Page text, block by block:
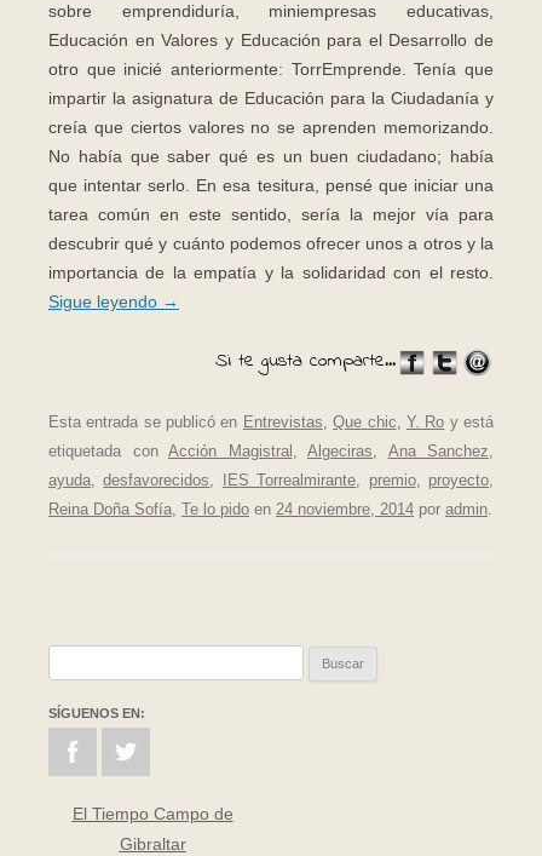
sobre emprendiduría, miniempresas educativas,
Educación en Valores y Educación para el Desarrollo de
otro que inicié anteriormente: TorrEmprende. Tenía que
impartir la asignatura de Educación para la Ciudadanía y
creía que ciertos valores no se aprenden memorizando.
No había que saber qué es un buen ciudadano; había
que intentar serlo. En esa tesitura, pensé que iniciar una
tarea común en este sentido, sería la mejor vía para
descubrir qué y cuánto podemos ofrecer unos a otros y la
importancia de la empatía y la solidaridad con el resto.
Sigue leyendo →
Si te gusta comparte...
Esta entrada se publicó en Entrevistas ,Que chic Y. Ro y está
etiquetada con Acción Magistral Algeciras Ana Sanchez
ayuda ,desfavorecidos IES Torrealmirante premio, proyecto
Reina Doña Sofía Te lo pido en 24 noviembre, 2014 por admin
SÍGUENOS EN:
El Tiempo Campo de
Gibraltar